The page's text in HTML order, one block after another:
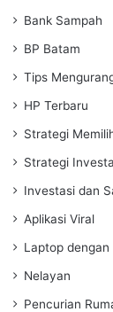
Bank Sampah
BP Batam
Tips
HP Terbaru
Strategi
Strategi
Investasi dan
Aplikasi Viral
Laptop dengan
Nelayan
Pencurian